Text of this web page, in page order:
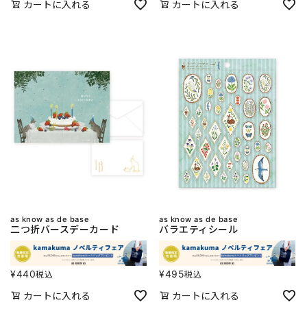
カートに入れる カートに入れる
as know as de base
二つ折バースデーカード
¥440税込
カートに入れる
as know as de base
バラエティシール
¥495税込
カートに入れる